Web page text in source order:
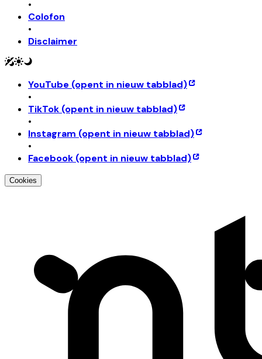
•
Colofon
•
Disclaimer
YouTube (opent in nieuw tabblad)
•
TikTok (opent in nieuw tabblad)
•
Instagram (opent in nieuw tabblad)
•
Facebook (opent in nieuw tabblad)
Cookies